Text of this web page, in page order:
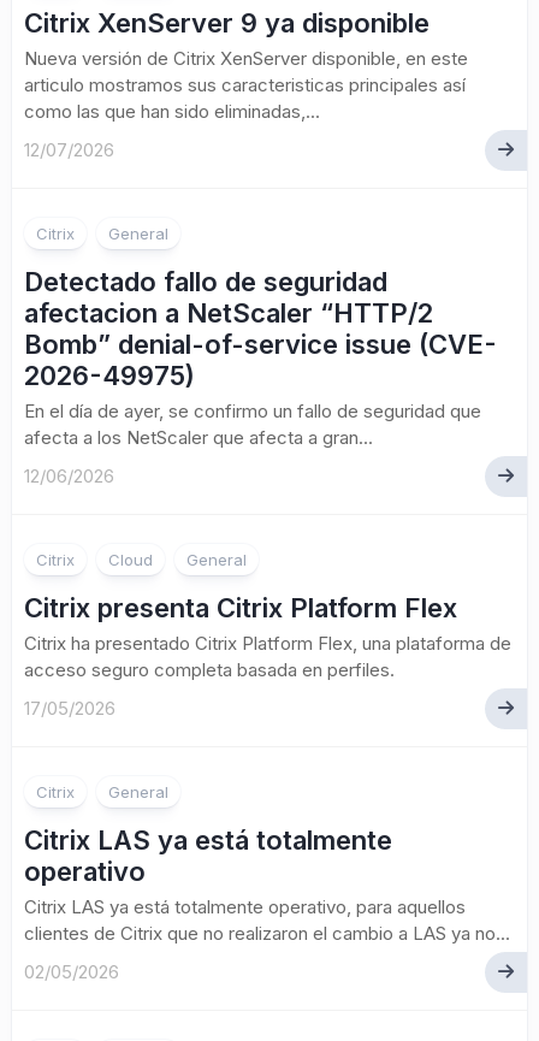
Citrix XenServer 9 ya disponible
Nueva versión de Citrix XenServer disponible, en este
articulo mostramos sus caracteristicas principales así
como las que han sido eliminadas,...
12/07/2026
Citrix General
Detectado fallo de seguridad
afectacion a NetScaler “HTTP/2
Bomb” denial-of-service issue (CVE-
2026-49975)
En el día de ayer, se confirmo un fallo de seguridad que
afecta a los NetScaler que afecta a gran...
12/06/2026
Citrix Cloud General
Citrix presenta Citrix Platform Flex
Citrix ha presentado Citrix Platform Flex, una plataforma de
acceso seguro completa basada en perfiles.
17/05/2026
Citrix General
Citrix LAS ya está totalmente
operativo
Citrix LAS ya está totalmente operativo, para aquellos
clientes de Citrix que no realizaron el cambio a LAS ya no...
02/05/2026